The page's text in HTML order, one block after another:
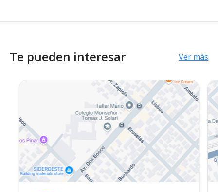
Te pueden interesar Ver más